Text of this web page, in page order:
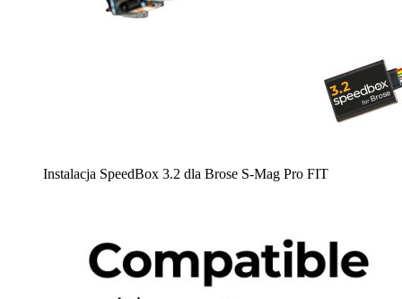
Instalacja SpeedBox 3.2 dla Brose S-Mag Pro FIT